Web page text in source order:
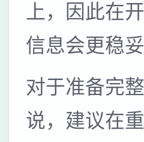
上，因此在
信息会更稳妥
对于准备完
说，建议在